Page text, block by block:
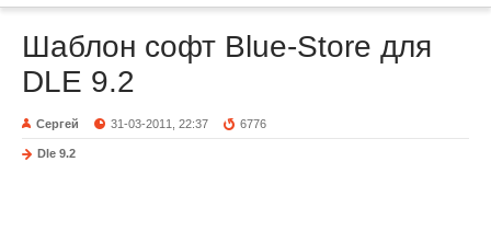
Шаблон софт Blue-Store для
DLE 9.2
Сергей 31-03-2011, 22:37 6776
Dle 9.2